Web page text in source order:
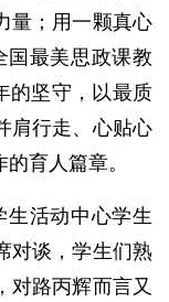
量；用一颗真心
国最美思政课教
的坚守，以最质
肩行走、心贴心
育人篇章。
生活动中心学生
对谈，学生们熟
对路丙辉而言又